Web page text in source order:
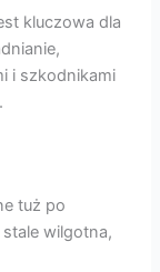
kluczowa dla
i szkodnikami
tuż po
wilgotna,